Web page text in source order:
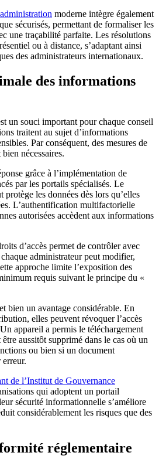
moderne intègre également
sécurisés, permettant de formaliser les
une traçabilité parfaite. Les résolutions
ou à distance, s’adaptant ainsi
des administrateurs internationaux.
des informations
un souci important pour chaque conseil
traitent au sujet d’informations
Par conséquent, des mesures de
nécessaires.
grâce à l’implémentation de
par les portails spécialisés. Le
les données dès lors qu’elles
L’authentification multifactorielle
autorisées accèdent aux informations
d’accès permet de contrôler avec
administrateur peut modifier,
approche limite l’exposition des
requis suivant le principe du «
bien un avantage considérable. En
elles peuvent révoquer l’accès
appareil a permis le téléchargement
aussitôt supprimé dans le cas où un
ou bien si un document
de l’Institut de Gouvernance
qui adoptent un portail
sécurité informationnelle s’améliore
considérablement les risques que des
réglementaire